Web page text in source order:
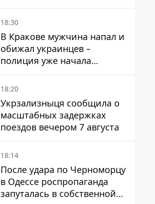
40 тысяч гривен
18:30
В Кракове мужчина напал и
обижал украинцев –
полиция уже начала
расследование
18:20
Укрзализныця сообщила о
масштабных задержках
поездов вечером 7 августа
18:14
После удара по Черноморцу
в Одессе роспропаганда
запуталась в собственной